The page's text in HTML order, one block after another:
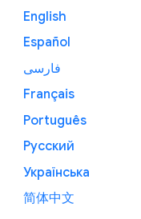
English
Español
فارسی
Français
Português
Русский
Українська
简体中文